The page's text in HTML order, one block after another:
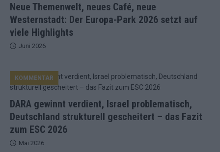
Neue Themenwelt, neues Café, neue
Westernstadt: Der Europa-Park 2026 setzt auf
viele Highlights
Juni 2026
DARA gewinnt verdient, Israel problematisch,
Deutschland strukturell gescheitert – das Fazit
zum ESC 2026
KOMMENTAR
Mai 2026